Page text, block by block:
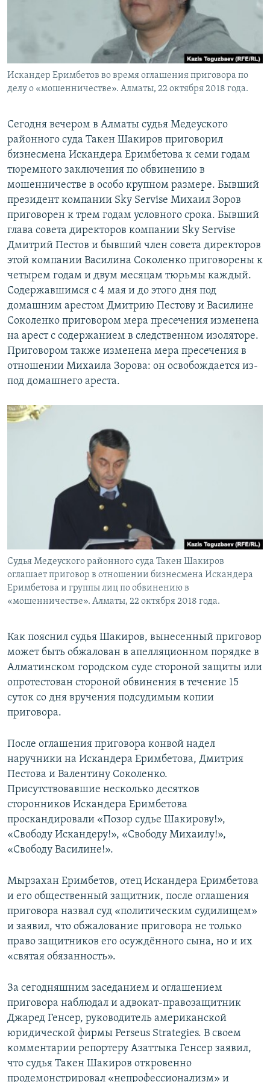
Искандер Еримбетов во время оглашения приговора по
делу о «мошенничестве». Алматы, 22 октября 2018 года.
Сегодня вечером в Алматы судья Медеуского
районного суда Такен Шакиров приговорил
бизнесмена Искандера Еримбетова к семи годам
тюремного заключения по обвинению в
мошенничестве в особо крупном размере. Бывший
президент компании Sky Servise Михаил Зоров
приговорен к трем годам условного срока. Бывший
глава совета директоров компании Sky Servise
Дмитрий Пестов и бывший член совета директоров
этой компании Василина Соколенко приговорены к
четырем годам и двум месяцам тюрьмы каждый.
Содержавшимся с 4 мая и до этого дня под
домашним арестом Дмитрию Пестову и Василине
Соколенко приговором мера пресечения изменена
на арест с содержанием в следственном изоляторе.
Приговором также изменена мера пресечения в
отношении Михаила Зорова: он освобождается из-
под домашнего ареста.
Судья Медеуского районного суда Такен Шакиров
оглашает приговор в отношении бизнесмена Искандера
Еримбетова и группы лиц по обвинению в
«мошенничестве». Алматы, 22 октября 2018 года.
Как пояснил судья Шакиров, вынесенный приговор
может быть обжалован в апелляционном порядке в
Алматинском городском суде стороной защиты или
опротестован стороной обвинения в течение 15
суток со дня вручения подсудимым копии
приговора.
После оглашения приговора конвой надел
наручники на Искандера Еримбетова, Дмитрия
Пестова и Валентину Соколенко.
Присутствовавшие несколько десятков
сторонников Искандера Еримбетова
проскандировали «Позор судье Шакирову!»,
«Свободу Искандеру!», «Свободу Михаилу!»,
«Свободу Василине!».
Мырзахан Еримбетов, отец Искандера Еримбетова
и его общественный защитник, после оглашения
приговора назвал суд «политическим судилищем»
и заявил, что обжалование приговора не только
право защитников его осуждённого сына, но и их
«святая обязанность».
За сегодняшним заседанием и оглашением
приговора наблюдал и адвокат-правозащитник
Джаред Генсер, руководитель американской
юридической фирмы Perseus Strategies. В своем
комментарии репортеру Азаттыка Генсер заявил,
что судья Такен Шакиров откровенно
продемонстрировал «непрофессионализм» и